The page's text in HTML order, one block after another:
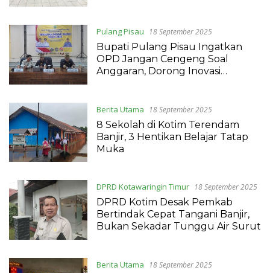
Pulang Pisau 18 September 2025
Bupati Pulang Pisau Ingatkan
OPD Jangan Cengeng Soal
Anggaran, Dorong Inovasi
Berita Utama 18 September 2025
8 Sekolah di Kotim Terendam
Banjir, 3 Hentikan Belajar Tatap
Muka
DPRD Kotawaringin Timur 18 September 2025
DPRD Kotim Desak Pemkab
Bertindak Cepat Tangani Banjir,
Bukan Sekadar Tunggu Air Surut
Berita Utama 18 September 2025